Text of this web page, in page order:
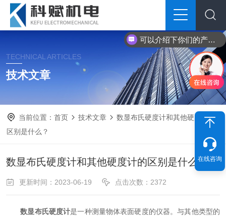
TECHNICAL ARTICLES
技术文章
当前位置：首页 技术文章
数显布氏硬度计和其他硬度计的
区别是什么？
数显布氏硬度计和其他硬度计的区别是什么？
更新时间：2023-06-19 点击次数：2372
数显布氏硬度计是一种测量物体表面硬度的仪器。与其他类型的
在线咨询
可以介绍下你们的产品么？